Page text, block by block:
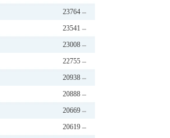
23764
23541
23008
22755
20938
20888
20669
20619